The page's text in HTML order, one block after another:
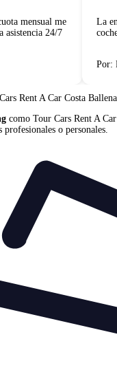
mensual me
24/7
La
coche
Por:
Rent A Car Costa Ballena
como Tour Cars Rent A
o personales.